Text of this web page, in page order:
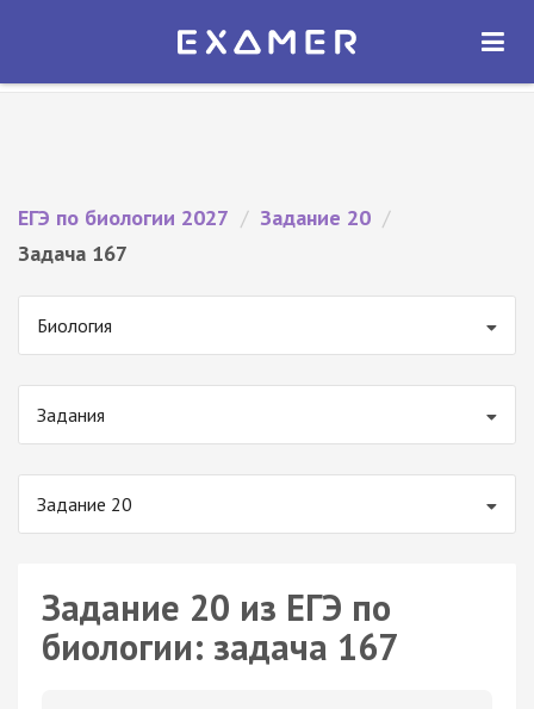
Экзамер — ЕГЭ 2027
ОТКРЫТЬ
ЕГЭ по биологии 2027 / Задание 20 /
Задача 167
Биология
Задания
Задание 20
Задание 20 из ЕГЭ по
биологии: задача 167